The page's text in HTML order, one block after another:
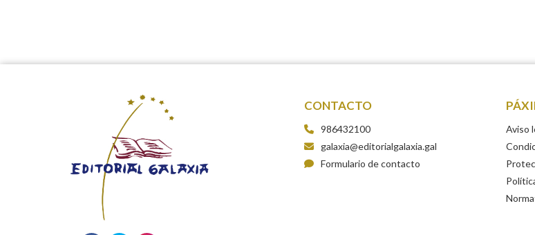
CONTACTO
986432100
galaxia@editorialgalaxia.gal
Formulario de contacto
Aviso